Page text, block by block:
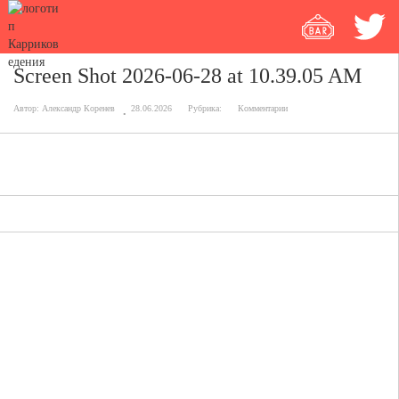
Screen Shot 2026-06-28 at 10.39.05 AM
Автор: Александр Коренев 28.06.2026 Рубрика: Комментарии